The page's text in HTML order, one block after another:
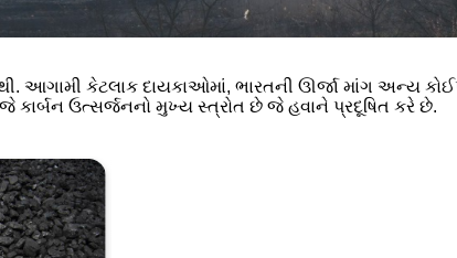
આગામી કેટલાક દાયકાઓમાં, ભારતની ઊર્જા માંગ અન્ય
જે કાર્બન ઉત્સર્જનનો મુખ્ય સ્ત્રોત છે જે હવાને પ્રદૂષિત કરે છે.